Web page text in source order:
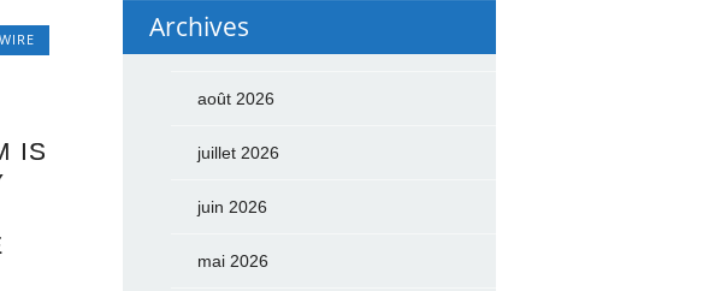
IS
Archives
août 2026
juillet 2026
juin 2026
mai 2026